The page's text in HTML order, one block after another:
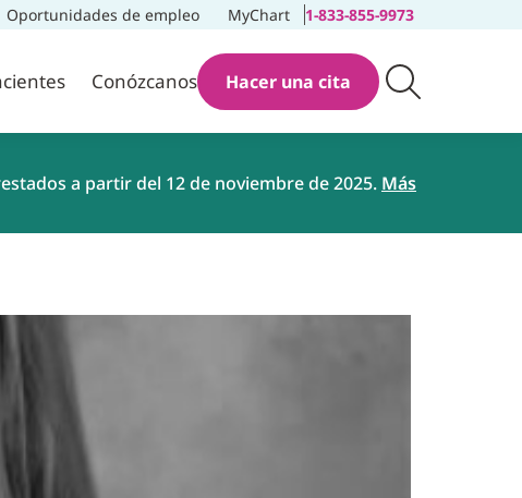
Oportunidades de empleo MyChart 1-833-855-9973
Conózcanos Hacer una cita
a partir del 12 de noviembre de 2025. Más